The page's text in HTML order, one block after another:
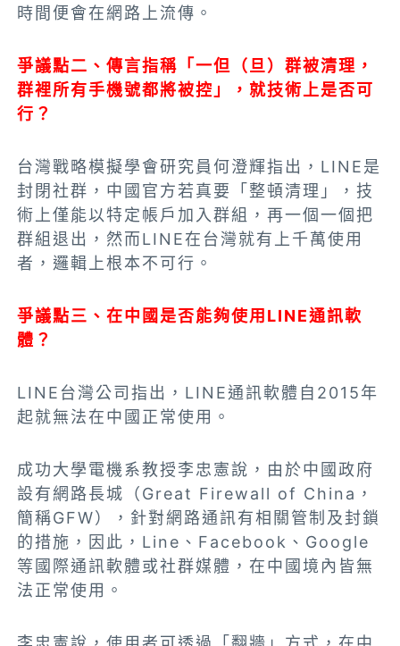
時間便會在網路上流傳。
爭議點二、傳言指稱「一但（旦）群被清理，
群裡所有手機號都將被控」，就技術上是否可
行？
台灣戰略模擬學會研究員何澄輝指出，LINE是
封閉社群，中國官方若真要「整頓清理」，技
術上僅能以特定帳戶加入群組，再一個一個把
群組退出，然而LINE在台灣就有上千萬使用
者，邏輯上根本不可行。
爭議點三、在中國是否能夠使用LINE通訊軟
體？
LINE台灣公司指出，LINE通訊軟體自2015年
起就無法在中國正常使用。
成功大學電機系教授李忠憲說，由於中國政府
設有網路長城（Great Firewall of China，
簡稱GFW），針對網路通訊有相關管制及封鎖
的措施，因此，Line、Facebook、Google
等國際通訊軟體或社群媒體，在中國境內皆無
法正常使用。